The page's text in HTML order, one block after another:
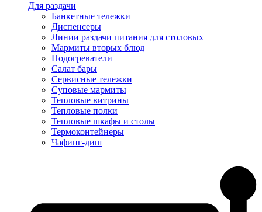
Для раздачи
Банкетные тележки
Диспенсеры
Линии раздачи питания для столовых
Мармиты вторых блюд
Подогреватели
Салат бары
Сервисные тележки
Суповые мармиты
Тепловые витрины
Тепловые полки
Тепловые шкафы и столы
Термоконтейнеры
Чафинг-диш